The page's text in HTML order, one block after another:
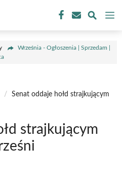
Września - Ogłoszenia | Sprzedam |
/
Senat oddaje hołd strajkującym
strajkującym